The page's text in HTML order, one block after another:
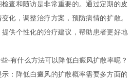
和随访是非常重要的。通过定期的皮
化，调整治疗方案，预防病情的扩散。
供个性化的治疗建议，帮助患者更好地
有什么方法可以降低白癜风扩散率呢？
示：降低白癜风的扩散概率需要多方面的